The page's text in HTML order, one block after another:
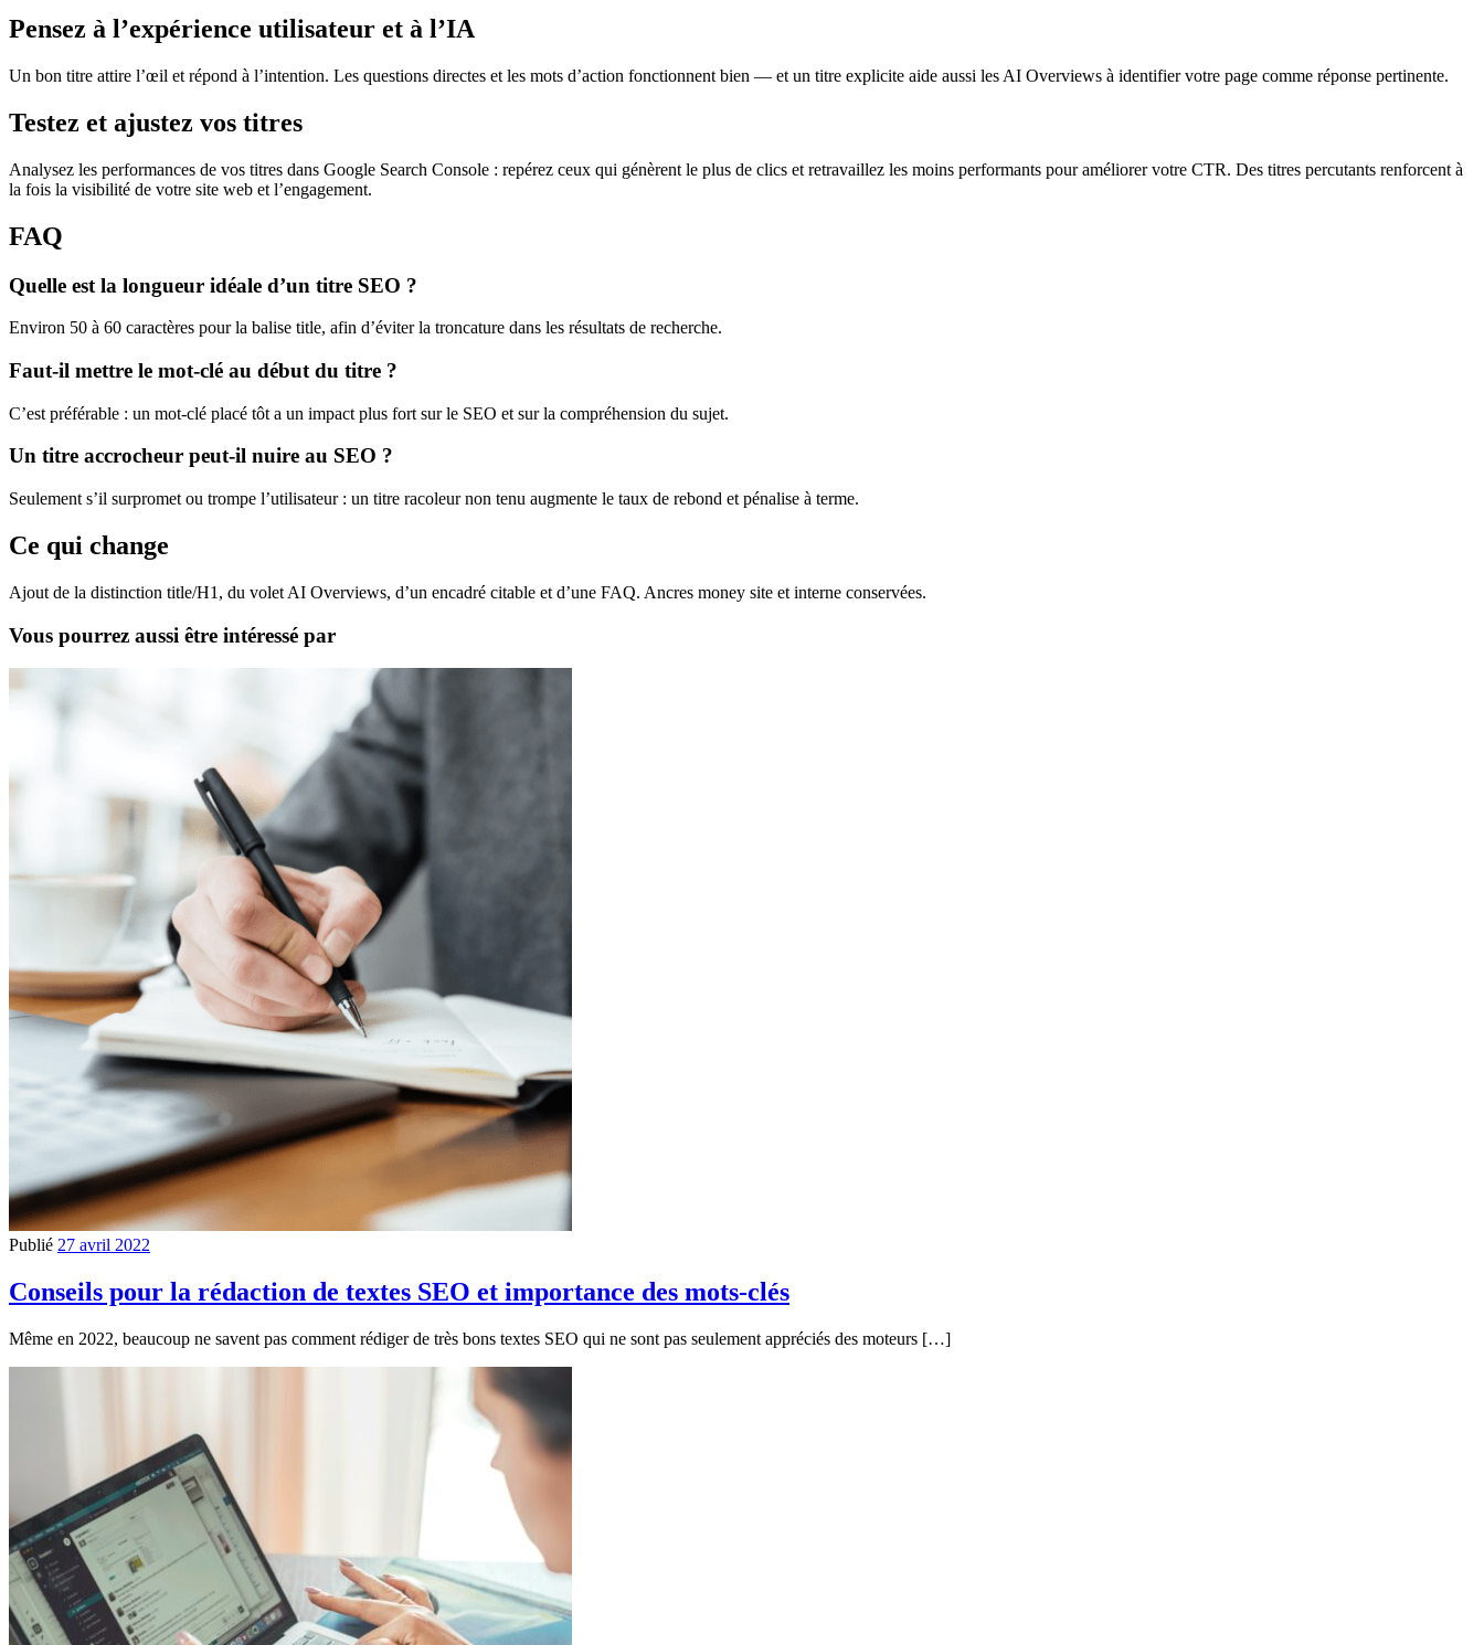
Pensez à l’expérience utilisateur et à l’IA
Un bon titre attire l’œil et répond à l’intention. Les questions directes et les mots d’action fonctionnent bien — et un titre explicite aide aussi les AI Overviews à identifier votre page comme réponse pertinente.
Testez et ajustez vos titres
Analysez les performances de vos titres dans Google Search Console : repérez ceux qui génèrent le plus de clics et retravaillez les moins performants pour améliorer votre CTR. Des titres percutants renforcent à
la fois la visibilité de votre site web et l’engagement.
FAQ
Quelle est la longueur idéale d’un titre SEO ?
Environ 50 à 60 caractères pour la balise title, afin d’éviter la troncature dans les résultats de recherche.
Faut-il mettre le mot-clé au début du titre ?
C’est préférable : un mot-clé placé tôt a un impact plus fort sur le SEO et sur la compréhension du sujet.
Un titre accrocheur peut-il nuire au SEO ?
Seulement s’il surpromet ou trompe l’utilisateur : un titre racoleur non tenu augmente le taux de rebond et pénalise à terme.
Ce qui change
Ajout de la distinction title/H1, du volet AI Overviews, d’un encadré citable et d’une FAQ. Ancres money site et interne conservées.
Vous pourrez aussi être intéressé par
Publié 27 avril 2022
Conseils pour la rédaction de textes SEO et importance des mots-clés
Même en 2022, beaucoup ne savent pas comment rédiger de très bons textes SEO qui ne sont pas seulement appréciés des moteurs […]